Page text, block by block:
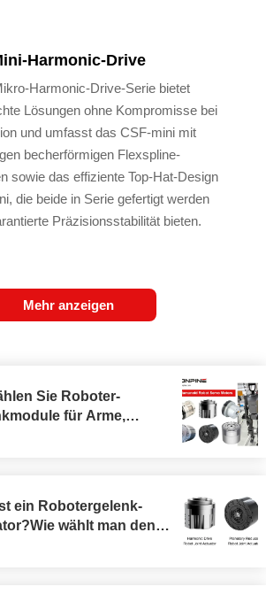
Harmonic-Drive
Harmonic-Drive-Serie bietet
Lösungen ohne Kompromisse bei
und umfasst das CSF-mini mit
becherförmigen Flexspline-
sowie das effiziente Top-Hat-Design
die beide in Serie gefertigt werden
Präzisionsstabilität bieten.
Mehr anzeigen
Sie Roboter-
für Arme,
ein Robotergelenk-
wählt man den